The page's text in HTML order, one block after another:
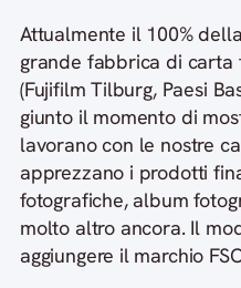
Attualmente il 100%
grande fabbrica di carta
(Fujifilm Tilburg, Paesi
giunto il momento di
lavorano con le nostre
apprezzano i prodotti
fotografiche, album
molto altro ancora. Il
aggiungere il marchio